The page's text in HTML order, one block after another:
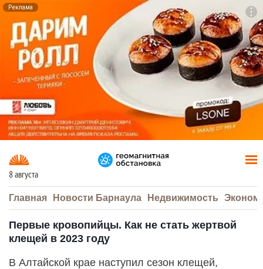
Реклама
8 августа
Главная Новости Барнаула Недвижимость
Первые кровопийцы. Как не стать жертвой
клещей в 2023 году
В Алтайской крае наступил сезон клещей,